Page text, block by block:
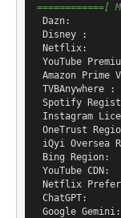
============[
Dazn:
Disney :
Netflix:
YouTube
Amazon
Spotify
Instagram
OneTrust
iQyi
Bing
YouTube
Netflix
ChatGPT:
Google